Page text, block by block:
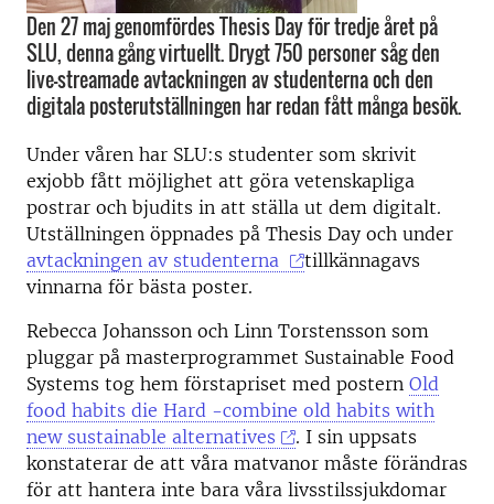
Den 27 maj genomfördes Thesis Day för tredje året på
SLU, denna gång virtuellt. Drygt 750 personer såg den
live-streamade avtackningen av studenterna och den
digitala posterutställningen har redan fått många besök.
Under våren har SLU:s studenter som skrivit
exjobb fått möjlighet att göra vetenskapliga
postrar och bjudits in att ställa ut dem digitalt.
Utställningen öppnades på Thesis Day och under
avtackningen av studenterna
tillkännagavs
vinnarna för bästa poster.
Rebecca Johansson och Linn Torstensson som
pluggar på masterprogrammet Sustainable Food
Systems tog hem förstapriset med postern Old
food habits die Hard -combine old habits with
new sustainable alternatives
. I sin uppsats
konstaterar de att våra matvanor måste förändras
för att hantera inte bara våra livsstilssjukdomar